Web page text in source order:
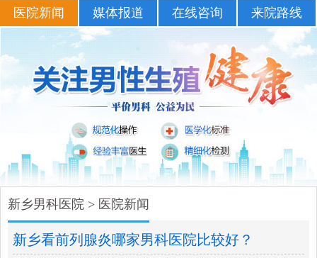
医院新闻
媒体报道 在线咨询 来院路线
新乡男科医院 > 医院新闻
新乡看前列腺炎哪家男科医院比较好？